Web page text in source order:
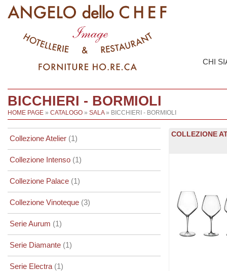
CHI
BICCHIERI - BORMIOLI
HOME PAGE » CATALOGO » SALA» BICCHIERI - BORMIOLI
Collezione Atelier (1)
Collezione Intenso (1)
Collezione Palace (1)
Collezione Vinoteque (3)
Serie Aurum (1)
Serie Diamante (1)
Serie Electra (1)
COLLEZIONE